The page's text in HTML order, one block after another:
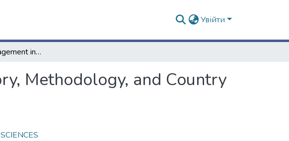
Увійти
Reputation Management in Business: Theory, Methodology, and Country Features
Methodology, and Country